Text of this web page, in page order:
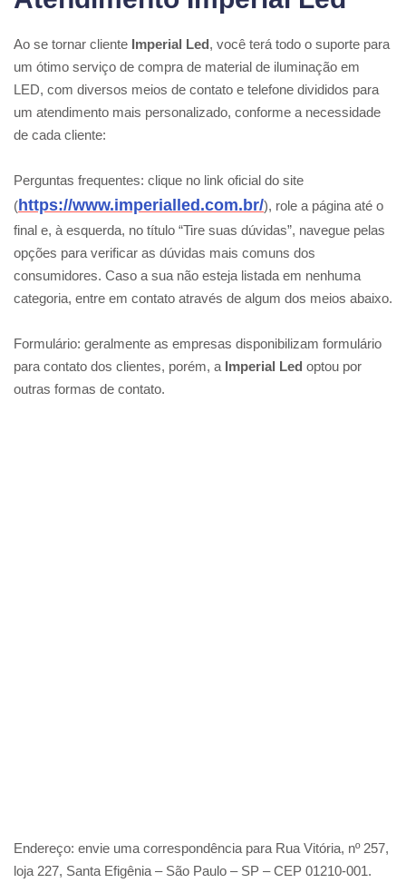
Ao se tornar cliente Imperial Led, você terá todo o suporte para
um ótimo serviço de compra de material de iluminação em
LED, com diversos meios de contato e telefone divididos para
um atendimento mais personalizado, conforme a necessidade
de cada cliente:
Perguntas frequentes: clique no link oficial do site
(https://www.imperialled.com.br/), role a página até o
final e, à esquerda, no título “Tire suas dúvidas”, navegue pelas
opções para verificar as dúvidas mais comuns dos
consumidores. Caso a sua não esteja listada em nenhuma
categoria, entre em contato através de algum dos meios abaixo.
Formulário: geralmente as empresas disponibilizam formulário
para contato dos clientes, porém, a Imperial Led optou por
outras formas de contato.
Endereço: envie uma correspondência para Rua Vitória, nº 257,
loja 227, Santa Efigênia – São Paulo – SP – CEP 01210-001.